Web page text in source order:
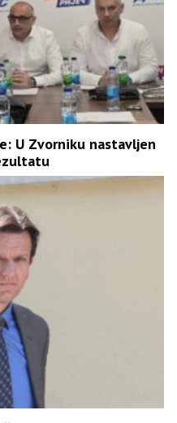
U Zvorniku nastavljen